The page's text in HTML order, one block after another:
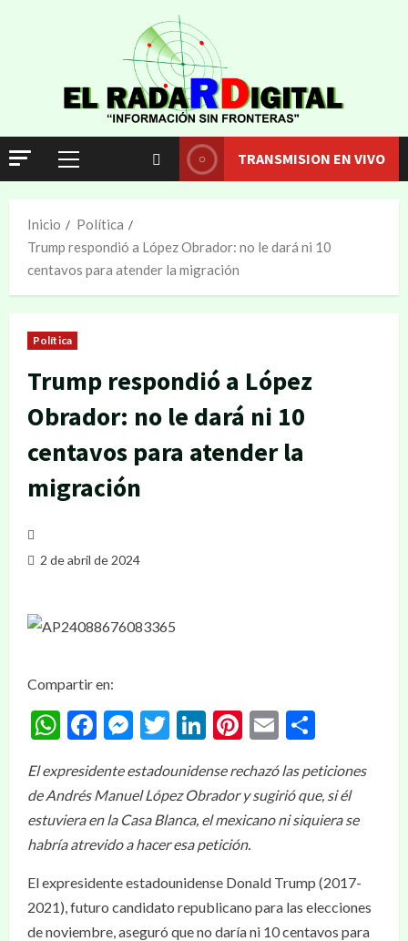
TRANSMISION EN VIVO
Inicio
Política
Trump respondió a López Obrador: no le dará ni 10
centavos para atender la migración
Política
Trump respondió a López
Obrador: no le dará ni 10
centavos para atender la
migración
2 de abril de 2024
Compartir en:
WhatsApp
Facebook
Messenger
Twitter
LinkedIn
Pinterest
Email
El expresidente estadounidense rechazó las peticiones
de Andrés Manuel López Obrador y sugirió que, si él
estuviera en la Casa Blanca, el mexicano ni siquiera se
habría atrevido a hacer esa petición.
El expresidente estadounidense Donald Trump (2017-
2021), futuro candidato republicano para las elecciones
de noviembre, aseguró que no daría ni 10 centavos para